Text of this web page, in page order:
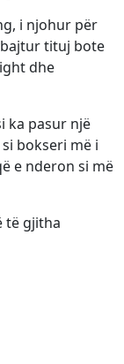
i njohur për
tituj bote
dhe
ka pasur një
bokseri më i
e nderon si më
të gjitha